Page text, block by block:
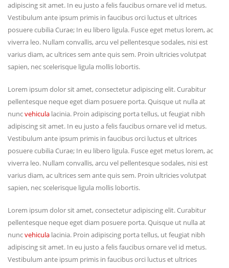
adipiscing sit amet. In eu justo a felis faucibus ornare vel id metus.
Vestibulum ante ipsum primis in faucibus orci luctus et ultrices
posuere cubilia Curae; In eu libero ligula. Fusce eget metus lorem, ac
viverra leo. Nullam convallis, arcu vel pellentesque sodales, nisi est
varius diam, ac ultrices sem ante quis sem. Proin ultricies volutpat
sapien, nec scelerisque ligula mollis lobortis.
Lorem ipsum dolor sit amet, consectetur adipiscing elit. Curabitur
pellentesque neque eget diam posuere porta. Quisque ut nulla at
nuncvehicula lacinia. Proin adipiscing porta tellus, ut feugiat nibh
adipiscing sit amet. In eu justo a felis faucibus ornare vel id metus.
Vestibulum ante ipsum primis in faucibus orci luctus et ultrices
posuere cubilia Curae; In eu libero ligula. Fusce eget metus lorem, ac
viverra leo. Nullam convallis, arcu vel pellentesque sodales, nisi est
varius diam, ac ultrices sem ante quis sem. Proin ultricies volutpat
sapien, nec scelerisque ligula mollis lobortis.
Lorem ipsum dolor sit amet, consectetur adipiscing elit. Curabitur
pellentesque neque eget diam posuere porta. Quisque ut nulla at
nuncvehicula lacinia. Proin adipiscing porta tellus, ut feugiat nibh
adipiscing sit amet. In eu justo a felis faucibus ornare vel id metus.
Vestibulum ante ipsum primis in faucibus orci luctus et ultrices